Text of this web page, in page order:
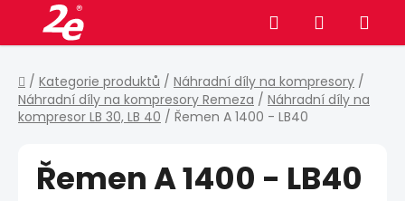
obsah
Hledat NÁKUPNÍ
KOŠÍK
Domů
/ Kategorie produktů / Náhradní díly na kompresory /
Náhradní díly na kompresory Remeza / Náhradní díly na
kompresor LB 30, LB 40 / Řemen A 1400 - LB40
Řemen A 1400 - LB40